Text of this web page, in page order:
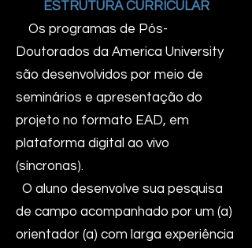
ESTRUTURA CURRICULAR
Os programas de Pós-
Doutorados da America University
são desenvolvidos por meio de
seminários e apresentação do
projeto no formato EAD, em
plataforma digital ao vivo
(síncronas).
O aluno desenvolve sua pesquisa
de campo acompanhado por um (a)
orientador (a) com larga experiência